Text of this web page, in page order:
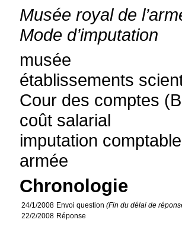
Musée royal de
Mode d’imputation
musée
établissements
Cour des comptes
coût salarial
imputation comptable
armée
Chronologie
24/1/2008 Envoi question(Fin du délai de
22/2/2008 Réponse